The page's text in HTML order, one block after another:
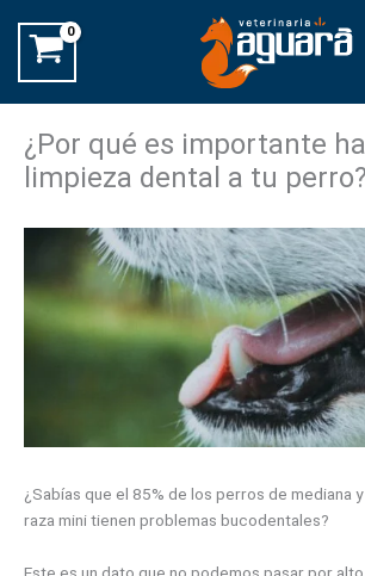
contenido
¿Por qué es importante
limpieza dental a tu perro?
¿Sabías que el 85% de los perros de mediana
raza mini tienen problemas bucodentales?
Este es un dato que no podemos pasar por